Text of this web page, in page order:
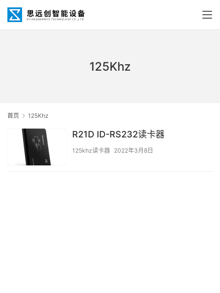
125Khz
首页 125Khz
R21D ID-RS232读卡器
125khz读卡器 2022年3月8日